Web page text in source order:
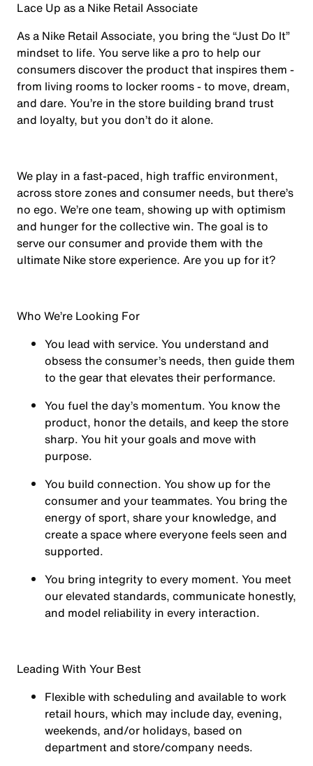
Lace Up as a Nike Retail Associate
As a Nike Retail Associate, you bring the “Just Do It”
mindset to life. You serve like a pro to help our
consumers discover the product that inspires them -
from living rooms to locker rooms - to move, dream,
and dare. You’re in the store building brand trust
and loyalty, but you don’t do it alone.
We play in a fast-paced, high traffic environment,
across store zones and consumer needs, but there’s
no ego. We’re one team, showing up with optimism
and hunger for the collective win. The goal is to
serve our consumer and provide them with the
ultimate Nike store experience. Are you up for it?
Who We’re Looking For
You lead with service. You understand and
obsess the consumer’s needs, then guide them
to the gear that elevates their performance.
You fuel the day’s momentum. You know the
product, honor the details, and keep the store
sharp. You hit your goals and move with
purpose.
You build connection. You show up for the
consumer and your teammates. You bring the
energy of sport, share your knowledge, and
create a space where everyone feels seen and
supported.
You bring integrity to every moment. You meet
our elevated standards, communicate honestly,
and model reliability in every interaction.
Leading With Your Best
Flexible with scheduling and available to work
retail hours, which may include day, evening,
weekends, and/or holidays, based on
department and store/company needs.